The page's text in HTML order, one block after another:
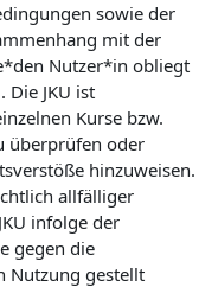
sowie der
mit der
Nutzer*in obliegt
JKU ist
Kurse bzw.
überprüfen oder
hinzuweisen.
allfälliger
infolge der
gegen die
Nutzung gestellt